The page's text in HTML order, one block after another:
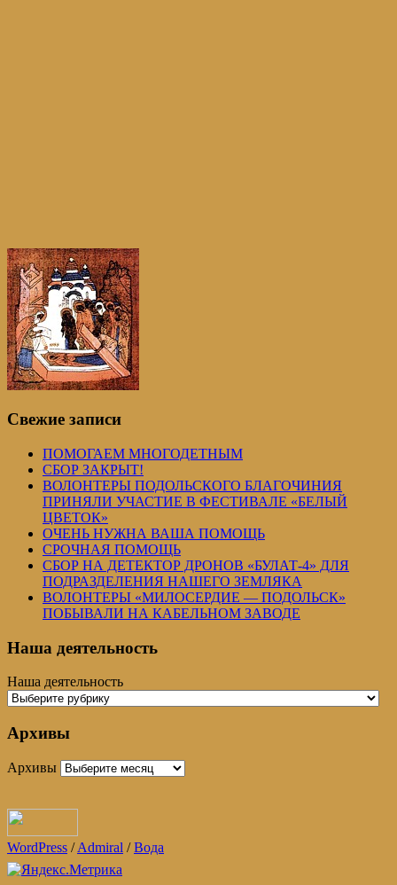
Свежие записи
ПОМОГАЕМ МНОГОДЕТНЫМ
СБОР ЗАКРЫТ!
ВОЛОНТЕРЫ ПОДОЛЬСКОГО БЛАГОЧИНИЯ
ПРИНЯЛИ УЧАСТИЕ В ФЕСТИВАЛЕ «БЕЛЫЙ
ЦВЕТОК»
ОЧЕНЬ НУЖНА ВАША ПОМОЩЬ
СРОЧНАЯ ПОМОЩЬ
СБОР НА ДЕТЕКТОР ДРОНОВ «БУЛАТ-4» ДЛЯ
ПОДРАЗДЕЛЕНИЯ НАШЕГО ЗЕМЛЯКА
ВОЛОНТЕРЫ «МИЛОСЕРДИЕ — ПОДОЛЬСК»
ПОБЫВАЛИ НА КАБЕЛЬНОМ ЗАВОДЕ
Наша деятельность
Наша деятельность
Архивы
Архивы
WordPress /Admiral /Вода